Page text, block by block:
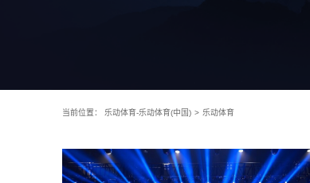
当前位置： 乐动体育-乐动体育(中国) > 乐动体育